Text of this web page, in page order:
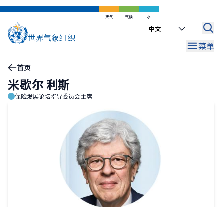
跳
天气 气候 水
Select
菜单
面
包
屑
首页
米歇尔 利斯
保险发展论坛指导委员会主席